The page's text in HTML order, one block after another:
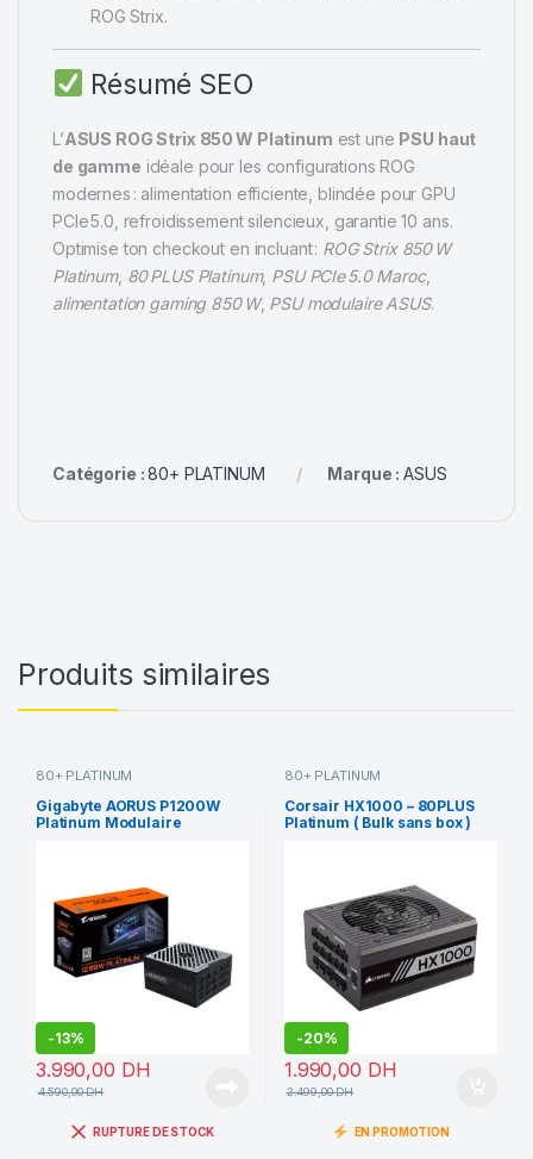
ROG Strix.
Résumé SEO
L’ASUS ROG Strix 850 W Platinum est une PSU haut
de gamme idéale pour les configurations ROG
modernes : alimentation efficiente, blindée pour GPU
PCIe 5.0, refroidissement silencieux, garantie 10 ans.
Optimise ton checkout en incluant : ROG Strix 850 W
Platinum, 80 PLUS Platinum, PSU PCIe 5.0 Maroc,
alimentation gaming 850 W, PSU modulaire ASUS.
Catégorie :80+ PLATINUM Marque :ASUS
Produits similaires
80+ PLATINUM
Gigabyte AORUS P1200W
Platinum Modulaire
-13%
3.990,00 DH
4.590,00DH
RUPTURE DE STOCK
80+ PLATINUM
Corsair HX1000 – 80PLUS
Platinum ( Bulk sans box )
-20%
1.990,00 DH
2.499,00DH
EN PROMOTION